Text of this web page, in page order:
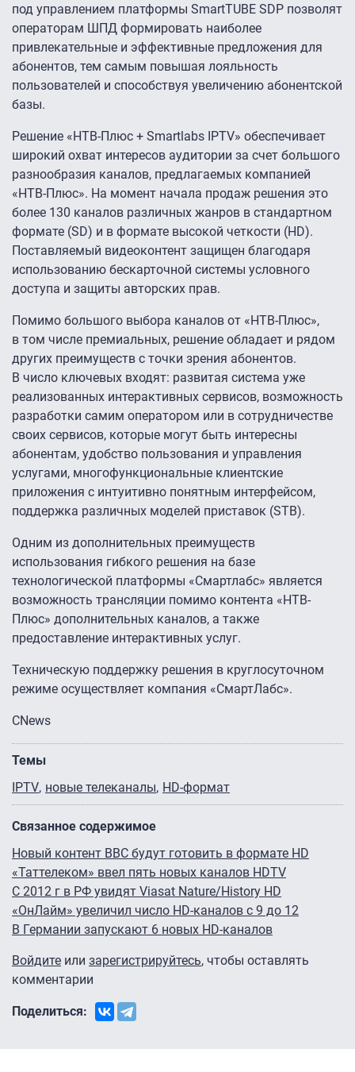
под управлением платформы SmartTUBE SDP позволят
операторам ШПД формировать наиболее
привлекательные и эффективные предложения для
абонентов, тем самым повышая лояльность
пользователей и способствуя увеличению абонентской
базы.
Решение «НТВ-Плюс + Smartlabs IPTV» обеспечивает
широкий охват интересов аудитории за счет большого
разнообразия каналов, предлагаемых компанией
«НТВ-Плюс». На момент начала продаж решения это
более 130 каналов различных жанров в стандартном
формате (SD) и в формате высокой четкости (HD).
Поставляемый видеоконтент защищен благодаря
использованию бескарточной системы условного
доступа и защиты авторских прав.
Помимо большого выбора каналов от «НТВ-Плюс»,
в том числе премиальных, решение обладает и рядом
других преимуществ с точки зрения абонентов.
В число ключевых входят: развитая система уже
реализованных интерактивных сервисов, возможность
разработки самим оператором или в сотрудничестве
своих сервисов, которые могут быть интересны
абонентам, удобство пользования и управления
услугами, многофункциональные клиентские
приложения с интуитивно понятным интерфейсом,
поддержка различных моделей приставок (STB).
Одним из дополнительных преимуществ
использования гибкого решения на базе
технологической платформы «Смартлабс» является
возможность трансляции помимо контента «НТВ-
Плюс» дополнительных каналов, а также
предоставление интерактивных услуг.
Техническую поддержку решения в круглосуточном
режиме осуществляет компания «СмартЛабс».
CNews
Темы
IPTV новые телеканалы HD-формат
Связанное содержимое
Новый контент BBC будут готовить в формате HD
«Таттелеком» ввел пять новых каналов HDTV
С 2012 г в РФ увидят Viasat Nature/History HD
«ОнЛайм» увеличил число HD-каналов с 9 до 12
В Германии запускают 6 новых HD-каналов
Войдите или зарегистрируйтесь, чтобы оставлять
комментарии
Поделиться: